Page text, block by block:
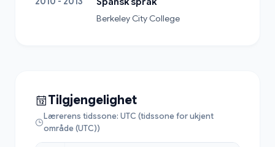
Berkeley City College
Tilgjengelighet
Lærerens tidssone: UTC (tidssone for ukjent
område (UTC))